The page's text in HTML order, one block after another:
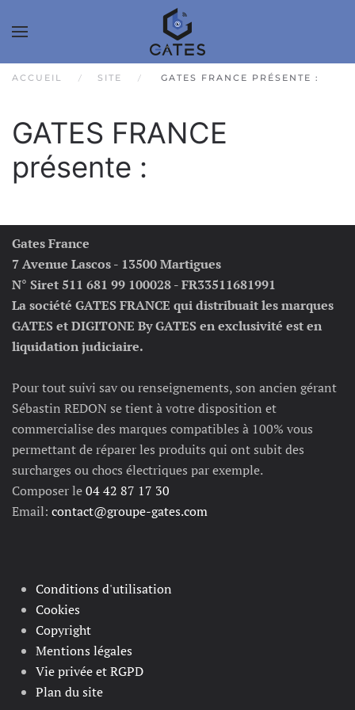
ACCUEIL SITE GATES FRANCE PRÉSENTE :
GATES FRANCE
présente :
Gates France
7 Avenue Lascos - 13500 Martigues
N° Siret 511 681 99 100028 - FR33511681991
La société GATES FRANCE qui distribuait les marques
GATES et DIGITONE By GATES en exclusivité est en
liquidation judiciaire.
Pour tout suivi sav ou renseignements, son ancien gérant
Sébastin REDON se tient à votre disposition et
commercialise des marques compatibles à 100% vous
permettant de réparer les produits qui ont subit des
surcharges ou chocs électriques par exemple.
Composer le04 42 87 17 30
Email: contact@groupe-gates.com
Conditions d'utilisation
Cookies
Copyright
Mentions légales
Vie privée et RGPD
Plan du site